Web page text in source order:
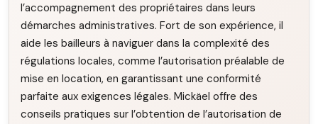
l’accompagnement des propriétaires dans leurs
démarches administratives. Fort de son expérience, il
aide les bailleurs à naviguer dans la complexité des
régulations locales, comme l’autorisation préalable de
mise en location, en garantissant une conformité
parfaite aux exigences légales. Mickäel offre des
conseils pratiques sur l’obtention de l’autorisation de